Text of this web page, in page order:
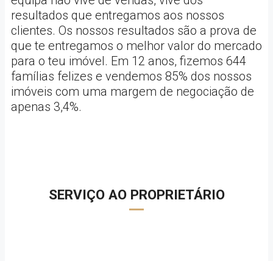
resultados que entregamos aos nossos
clientes. Os nossos resultados são a prova de
que te entregamos o melhor valor do mercado
para o teu imóvel. Em 12 anos, fizemos 644
famílias felizes e vendemos 85% dos nossos
imóveis com uma margem de negociação de
apenas 3,4%.
SERVIÇO AO PROPRIETÁRIO